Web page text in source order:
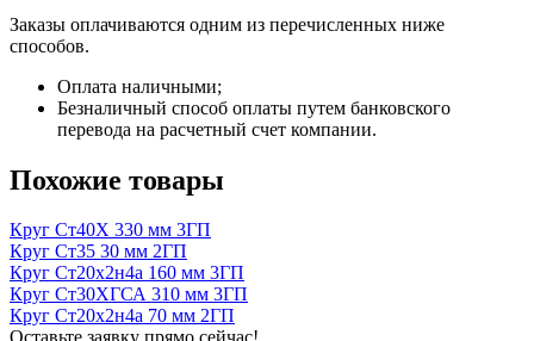
Заказы оплачиваются одним из перечисленных ниже
способов.
Оплата наличными;
Безналичный способ оплаты путем банковского
перевода на расчетный счет компании.
Похожие товары
Круг Ст40Х 330 мм 3ГП
Круг Ст35 30 мм 2ГП
Круг Ст20х2н4а 160 мм 3ГП
Круг Ст30ХГСА 310 мм 3ГП
Круг Ст20х2н4а 70 мм 2ГП